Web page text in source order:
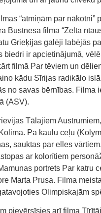
“atmiņām par
Bustnesa filma “Zelta
Grieķijas galēji labējās
biedri ir apcietinājumā,
filmā Par tēviem un
kādu Sīrijas radikālo
no savas bērnības.
(ASV).
Tālajiem
Pa kaulu ceļu
sauktas par elles
ar kolorītiem
portrets Par katru
Marta Prusa. Filma
Olimpiskajām
pievērsīsies arī filma